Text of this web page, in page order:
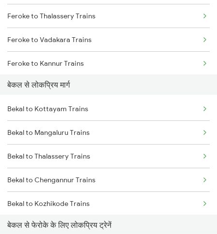
Bekal to Coimbatore Trains
Feroke to Thalassery Trains
Feroke to Vadakara Trains
Feroke to Kannur Trains
Feroke to Kozhikode Trains
Feroke to Kuttippuram Trains
Feroke to Kanhangad Trains
Feroke to Ernakulam Trains
Feroke to Kasaragod Trains
Feroke to Aluva Trains
Feroke to Mangaluru Trains
बेकल से लोकप्रिय मार्ग
Bekal to Kottayam Trains
Bekal to Mangaluru Trains
Bekal to Thalassery Trains
Bekal to Chengannur Trains
Bekal to Kozhikode Trains
Bekal to Coimbatore Trains
बेकल से फेरोके के लिए लोकप्रिय ट्रेनें